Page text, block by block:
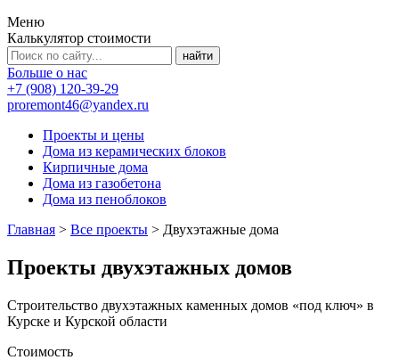
Меню
Калькулятор стоимости
Больше о нас
+7 (908) 120-39-29
proremont46@yandex.ru
Проекты и цены
Дома из керамических блоков
Кирпичные дома
Дома из газобетона
Дома из пеноблоков
Главная > Все проекты > Двухэтажные дома
Проекты двухэтажных домов
Строительство двухэтажных каменных домов «под ключ» в
Курске и Курской области
Стоимость